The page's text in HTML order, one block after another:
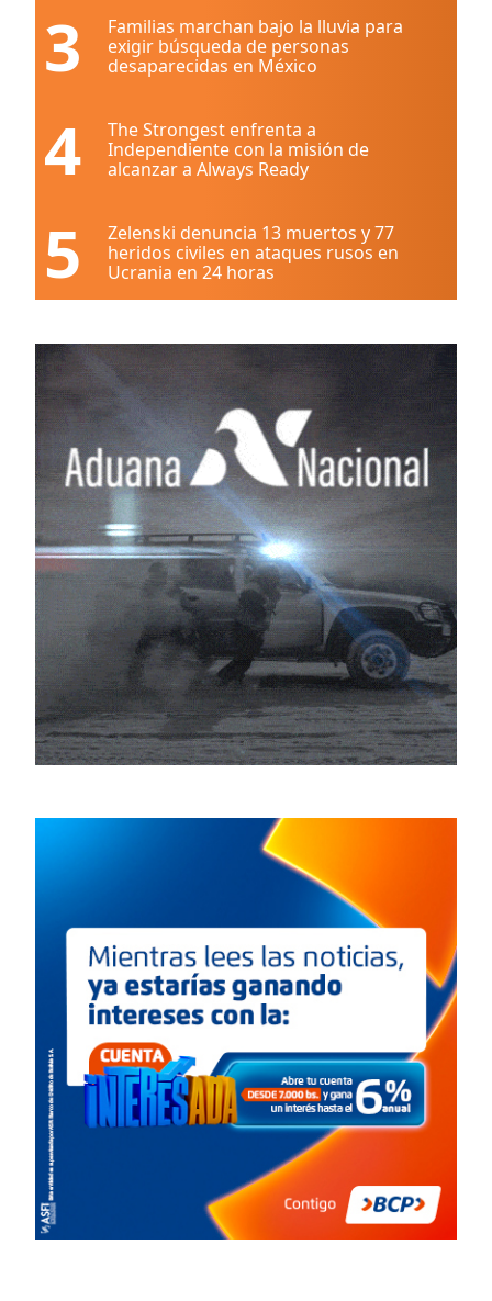
3
Familias marchan bajo la lluvia para
exigir búsqueda de personas
desaparecidas en México
4
The Strongest enfrenta a
Independiente con la misión de
alcanzar a Always Ready
5
Zelenski denuncia 13 muertos y 77
heridos civiles en ataques rusos en
Ucrania en 24 horas